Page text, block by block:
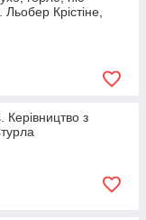
Крістіне,
Керівництво з